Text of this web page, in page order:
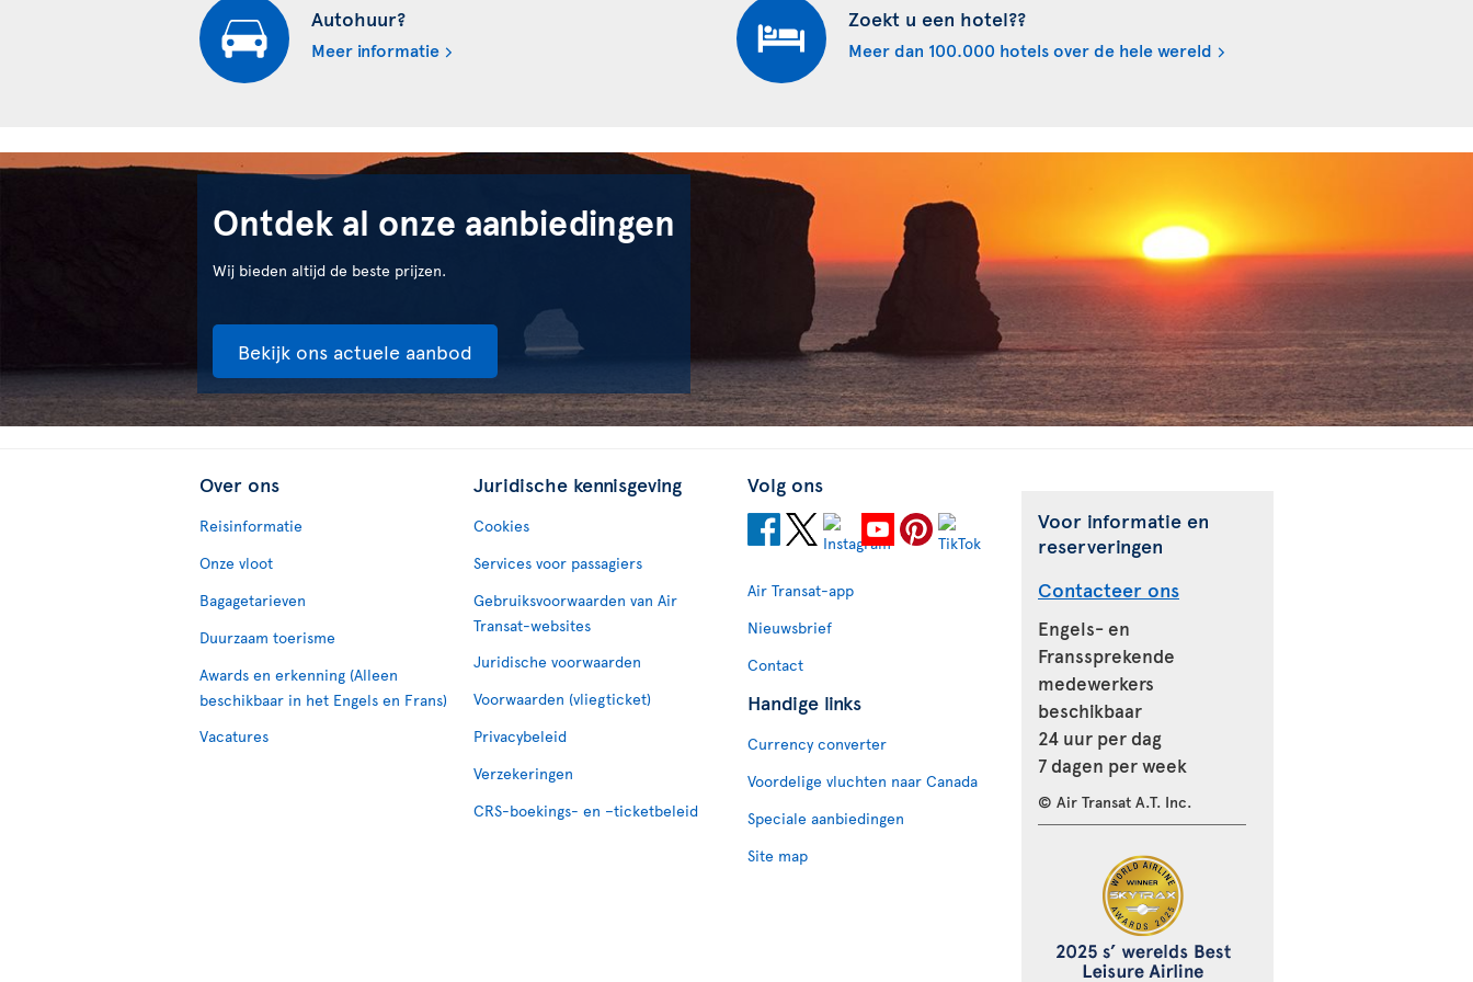
Autohuur?
Meer informatie
Zoekt u een hotel??
Meer dan 100.000 hotels over de hele wereld
Ontdek al onze aanbiedingen
Wij bieden altijd de beste prijzen.
Bekijk ons actuele aanbod
Over ons
Reisinformatie
Onze vloot
Bagagetarieven
Duurzaam toerisme
Awards en erkenning (Alleen
beschikbaar in het Engels en Frans)
Vacatures
Juridische kennisgeving
Cookies
Services voor passagiers
Gebruiksvoorwaarden van Air
Transat-websites
Juridische voorwaarden
Voorwaarden (vliegticket)
Privacybeleid
Verzekeringen
CRS-boekings- en –ticketbeleid
Volg ons
Air Transat-app
Nieuwsbrief
Contact
Handige links
Currency converter
Voordelige vluchten naar Canada
Speciale aanbiedingen
Site map
Voor informatie en
reserveringen
Contacteer ons
Engels- en
Franssprekende
medewerkers
beschikbaar
24 uur per dag
7 dagen per week
© Air Transat A.T. Inc.